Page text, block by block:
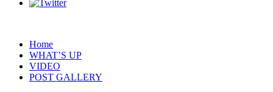
Home
WHAT’S UP
VIDEO
POST GALLERY